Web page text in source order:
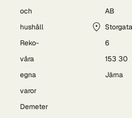
och
hushåll
Reko-
våra
egna
varor
Demeter
AB
6
153 30
Järna